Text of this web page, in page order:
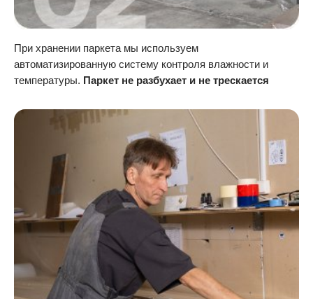
При хранении паркета мы используем
автоматизированную систему контроля влажности и
температуры. Паркет не разбухает и не трескается